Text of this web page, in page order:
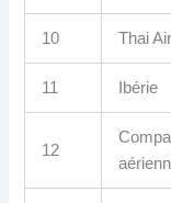
10 Thai
11 Ibérie
12